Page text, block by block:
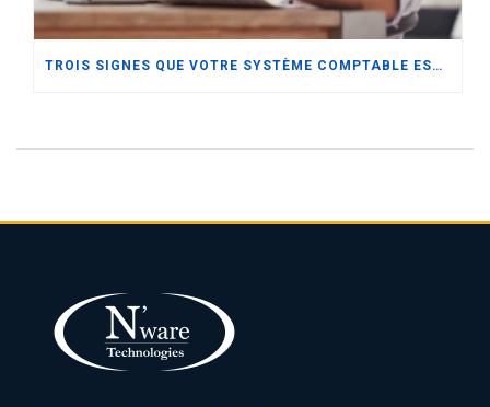
TROIS SIGNES QUE VOTRE SYSTÈME COMPTABLE EST MAINTENANT TROP PETIT POUR VOTRE ENTREPRISE